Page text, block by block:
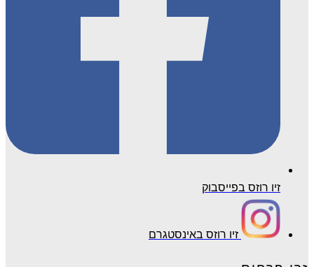
זיו רוזס בפייסבוק
זיו רוזס באינסטגרם